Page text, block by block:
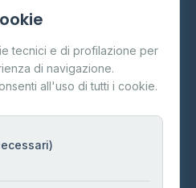
tecnici e di profilazione per
di navigazione.
all'uso di tutti i cookie.